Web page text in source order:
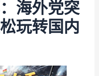
海外党突
玩转国内